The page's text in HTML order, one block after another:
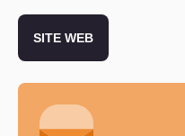
SITE WEB